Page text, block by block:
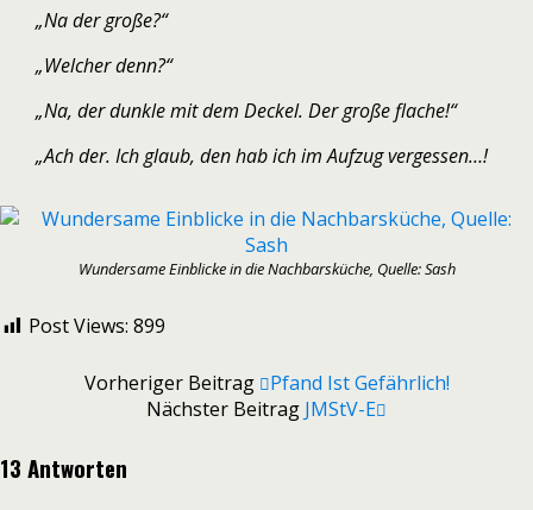
„Na der große?“
„Welcher denn?“
„Na, der dunkle mit dem Deckel. Der große flache!“
„Ach der. Ich glaub, den hab ich im Aufzug vergessen…!
Wundersame Einblicke in die Nachbarsküche, Quelle: Sash
Post Views: 899
Vorheriger Beitrag
Pfand Ist Gefährlich!
Nächster Beitrag JMStV-E
13 Antworten